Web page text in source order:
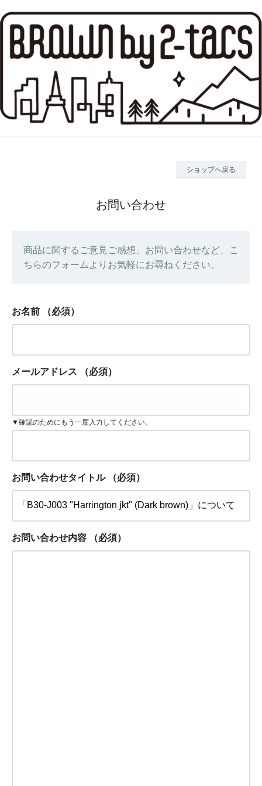
ショップへ戻る
お問い合わせ
商品に関するご意見ご感想、お問い合わせなど、こ
ちらのフォームよりお気軽にお尋ねください。
お名前 （必須）
メールアドレス （必須）
▼確認のためにもう一度入力してください。
お問い合わせタイトル （必須）
お問い合わせ内容 （必須）